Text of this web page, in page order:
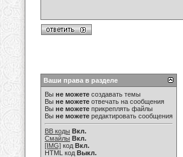
Ваши права в разделе
Вы не можете создавать темы
Вы не можете отвечать на сообщения
Вы не можете прикреплять файлы
Вы не можете редактировать сообщения
BB коды Вкл.
Смайлы Вкл.
[IMG] код Вкл.
HTML код Выкл.